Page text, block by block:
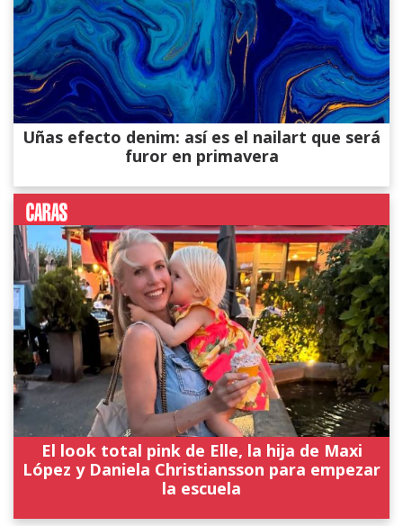
Uñas efecto denim: así es el nailart que será
furor en primavera
El look total pink de Elle, la hija de Maxi
López y Daniela Christiansson para empezar
la escuela